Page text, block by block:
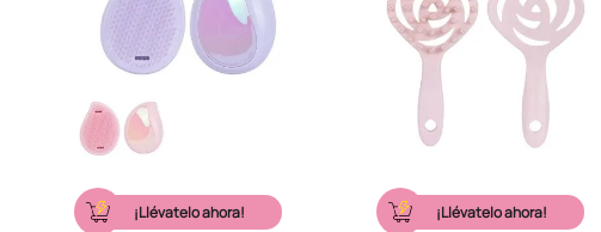
¡Llévatelo ahora! ¡Llévatelo ahora!